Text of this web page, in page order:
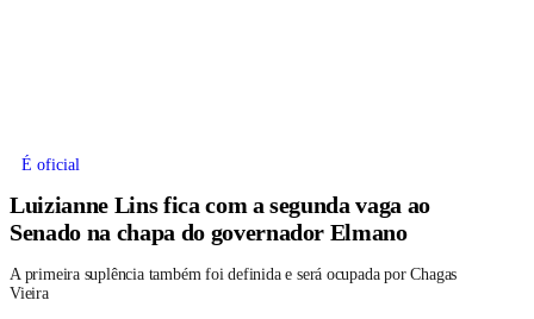
É oficial
Luizianne Lins fica com a segunda vaga ao
Senado na chapa do governador Elmano
A primeira suplência também foi definida e será ocupada por Chagas
Vieira